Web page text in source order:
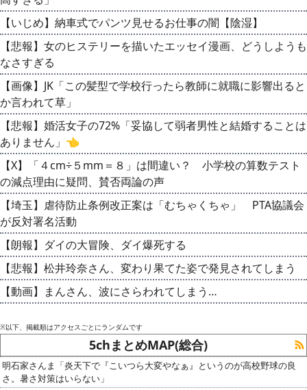
【いじめ】納車式でパンツ見せるお仕事の闇【陰湿】
【悲報】女のヒステリーを描いたエッセイ漫画、どうしようも
なさすぎる
【画像】JK「この髪型で学校行ったら教師に就職に影響出ると
か言われて草」
【悲報】婚活女子の72%「妥協して弱者男性と結婚することは
ありません」👈
【X】「４cm÷５mm＝８」は間違い？ 小学校の算数テスト
の減点理由に疑問、賛否両論の声
【埼玉】虐待防止条例改正案は「むちゃくちゃ」 PTA協議会
が反対署名活動
【朗報】ダイの大冒険、ダイ爆死する
【悲報】松井玲奈さん、変わり果てた姿で発見されてしまう
【動画】まんさん、波にさらわれてしまう…
※以下、掲載順はアクセスごとにランダムです
5chまとめMAP(総合)
明石家さんま「炎天下で『こいつら大変やなぁ』というのが高校野球の良
さ。暑さ対策はいらない」